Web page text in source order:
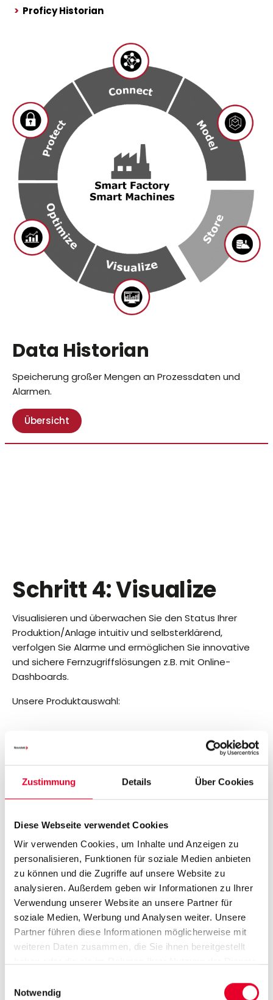
Zustimmung Details Über Cookies
Diese Webseite verwendet Cookies
Wir verwenden Cookies, um Inhalte und Anzeigen zu
personalisieren, Funktionen für soziale Medien anbieten
zu können und die Zugriffe auf unsere Website zu
analysieren. Außerdem geben wir Informationen zu Ihrer
Verwendung unserer Website an unsere Partner für
soziale Medien, Werbung und Analysen weiter. Unsere
Partner führen diese Informationen möglicherweise mit
weiteren Daten zusammen, die Sie ihnen bereitgestellt
Notwendig
> Proficy Historian
Data Historian
Speicherung großer Mengen an Prozessdaten und
Alarmen.
Übersicht
Schritt 4: Visualize
Visualisieren und überwachen Sie den Status Ihrer
Produktion/Anlage intuitiv und selbsterklärend,
verfolgen Sie Alarme und ermöglichen Sie innovative
und sichere Fernzugriffslösungen z.B. mit Online-
Dashboards.
Unsere Produktauswahl:
>HMI/SCADA CIMPLICITY
Proficy OperationsHub
>JMobile – Visualisierungssoftware
>
eXware
eX700 Serie
>
JSmart700 Serie
eX200 Serie
>
eSMART Serie
Food & Pharma